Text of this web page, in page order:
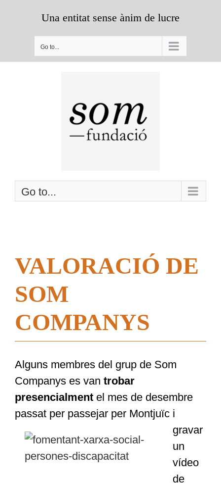
Una entitat sense ànim de lucre
Go to...
Go to...
VALORACIÓ DE
SOM
COMPANYS
Alguns membres del grup de Som
Companys es van trobar
presencialmentel mes de desembre
passat per passejar per Montjuïc i
gravar
un
vídeo
de